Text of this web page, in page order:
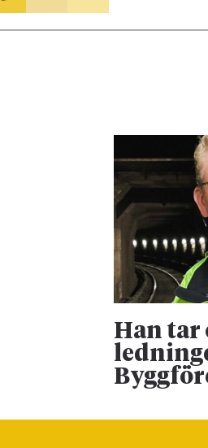
Han tar